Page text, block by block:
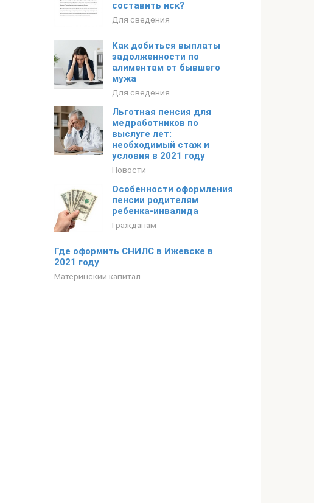
составить иск?
Для сведения
Как добиться выплаты
задолженности по
алиментам от бывшего
мужа
Для сведения
Льготная пенсия для
медработников по
выслуге лет:
необходимый стаж и
условия в 2021 году
Новости
Особенности оформления
пенсии родителям
ребенка-инвалида
Гражданам
Где оформить СНИЛС в Ижевске в
2021 году
Материнский капитал